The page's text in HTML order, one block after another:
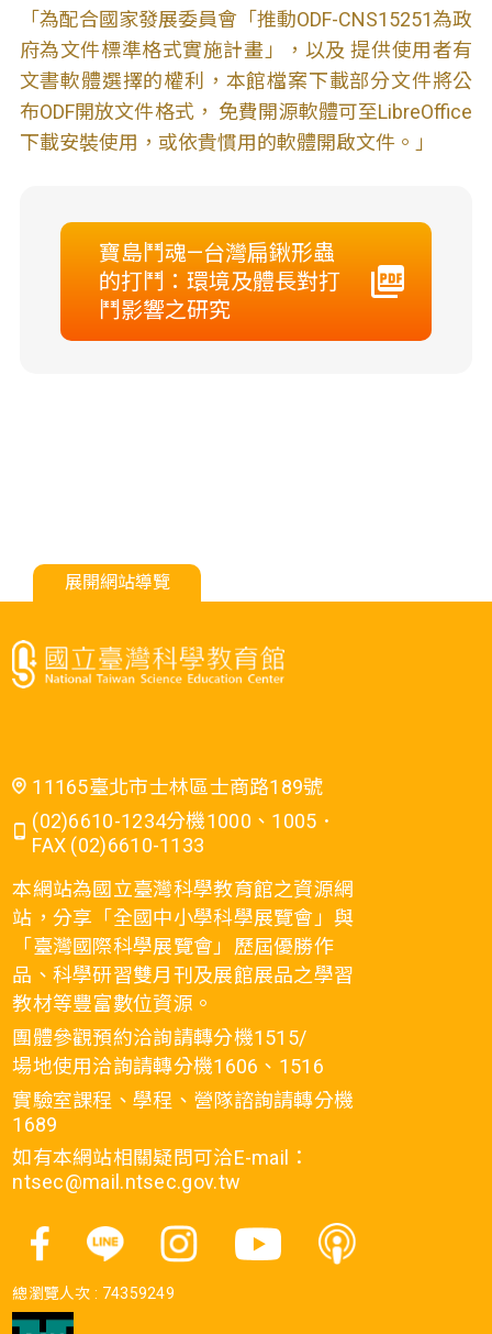
「為配合國家發展委員會「推動ODF-CNS15251為政
府為文件標準格式實施計畫」，以及 提供使用者有
文書軟體選擇的權利，本館檔案下載部分文件將公
布ODF開放文件格式， 免費開源軟體可至LibreOffice
下載安裝使用，或依貴慣用的軟體開啟文件。」
寶島鬥魂—台灣扁鍬形蟲
的打鬥：環境及體長對打
鬥影響之研究
展開網站導覽
11165臺北市士林區士商路189號
(02)6610-1234分機1000、1005．
FAX (02)6610-1133
本網站為國立臺灣科學教育館之資源網
站，分享「全國中小學科學展覽會」與
「臺灣國際科學展覽會」歷屆優勝作
品、科學研習雙月刊及展館展品之學習
教材等豐富數位資源。
團體參觀預約洽詢請轉分機1515/
場地使用洽詢請轉分機1606、1516
實驗室課程、學程、營隊諮詢請轉分機
1689
如有本網站相關疑問可洽E-mail：
ntsec@mail.ntsec.gov.tw
總瀏覽人次 : 74359249